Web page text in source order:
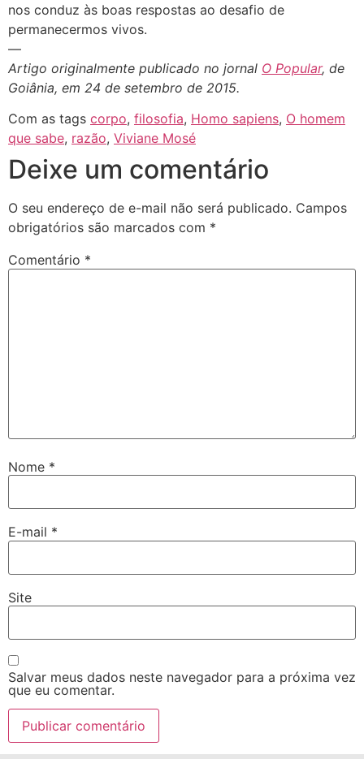
nos conduz às boas respostas ao desafio de
permanecermos vivos.
—
Artigo originalmente publicado no jornal O Popular, de
Goiânia, em 24 de setembro de 2015.
Com as tags corpo, filosofia, Homo sapiens, O homem
que sabe, razão, Viviane Mosé
Deixe um comentário
O seu endereço de e-mail não será publicado. Campos
obrigatórios são marcados com *
Comentário *
Nome *
E-mail *
Site
Salvar meus dados neste navegador para a próxima vez
que eu comentar.